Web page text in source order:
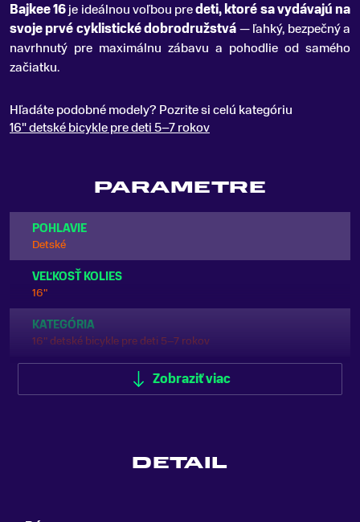
Bajkee 16je ideálnou voľbou predeti, ktoré sa vydávajú na
svoje prvé cyklistické dobrodružstvá— ľahký, bezpečný a
navrhnutý pre maximálnu zábavu a pohodlie od samého
začiatku.
Hľadáte podobné modely? Pozrite si celú kategóriu
16" detské bicykle pre deti 5–7 rokov
PARAMETRE
POHLAVIE
Detské
VEĽKOSŤ KOLIES
16"
KATEGÓRIA
16" detské bicykle pre deti 5–7 rokov
NOSNOSŤ
Zobraziť viac
DETAIL